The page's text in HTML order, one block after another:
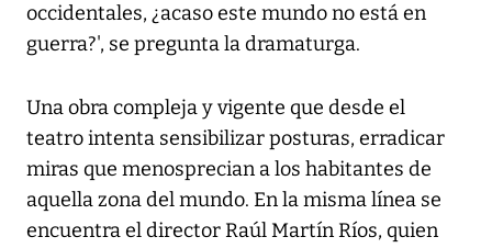
occidentales, ¿acaso este mundo no está en
guerra?', se pregunta la dramaturga.
Una obra compleja y vigente que desde el
teatro intenta sensibilizar posturas, erradicar
miras que menosprecian a los habitantes de
aquella zona del mundo. En la misma línea se
encuentra el director Raúl Martín Ríos, quien